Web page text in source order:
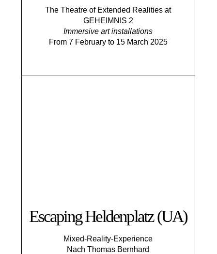
The Theatre of Extended Realities at
GEHEIMNIS 2
Immersive art installations
From 7 February to 15 March 2025
Escaping Helden­platz (UA)
Mixed-Reality-Experience
Nach Thomas Bernhard